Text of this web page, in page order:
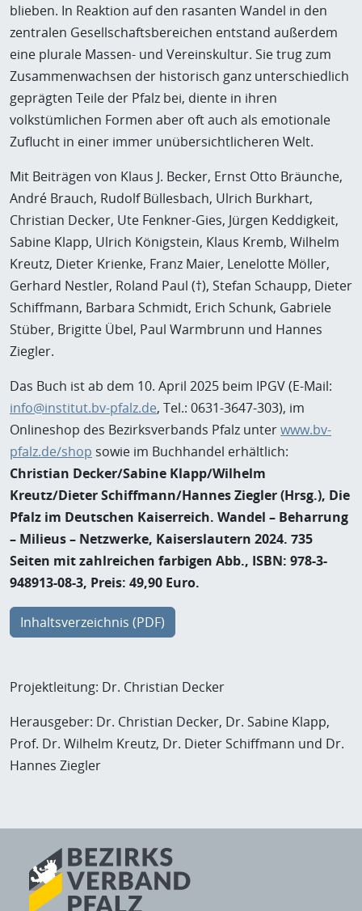
blieben. In Reaktion auf den rasanten Wandel in den
zentralen Gesellschaftsbereichen entstand außerdem
eine plurale Massen- und Vereinskultur. Sie trug zum
Zusammenwachsen der historisch ganz unterschiedlich
geprägten Teile der Pfalz bei, diente in ihren
volkstümlichen Formen aber oft auch als emotionale
Zuflucht in einer immer unübersichtlicheren Welt.
Mit Beiträgen von Klaus J. Becker, Ernst Otto Bräunche,
André Brauch, Rudolf Büllesbach, Ulrich Burkhart,
Christian Decker, Ute Fenkner-Gies, Jürgen Keddigkeit,
Sabine Klapp, Ulrich Königstein, Klaus Kremb, Wilhelm
Kreutz, Dieter Krienke, Franz Maier, Lenelotte Möller,
Gerhard Nestler, Roland Paul (†), Stefan Schaupp, Dieter
Schiffmann, Barbara Schmidt, Erich Schunk, Gabriele
Stüber, Brigitte Übel, Paul Warmbrunn und Hannes
Ziegler.
Das Buch ist ab dem 10. April 2025 beim IPGV (E-Mail:
info@institut.bv-pfalz.de, Tel.: 0631-3647-303), im
Onlineshop des Bezirksverbands Pfalz unterwww.bv-
pfalz.de/shop sowie im Buchhandel erhältlich:
Christian Decker/Sabine Klapp/Wilhelm
Kreutz/Dieter Schiffmann/Hannes Ziegler (Hrsg.), Die
Pfalz im Deutschen Kaiserreich. Wandel – Beharrung
– Milieus – Netzwerke, Kaiserslautern 2024. 735
Seiten mit zahlreichen farbigen Abb., ISBN: 978-3-
948913-08-3, Preis: 49,90 Euro.
Inhaltsverzeichnis (PDF)
Projektleitung: Dr. Christian Decker
Herausgeber: Dr. Christian Decker, Dr. Sabine Klapp,
Prof. Dr. Wilhelm Kreutz, Dr. Dieter Schiffmann und Dr.
Hannes Ziegler